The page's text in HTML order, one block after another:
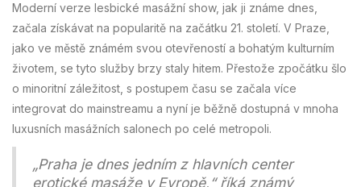
Moderní verze lesbické masážní show, jak ji známe dnes,
začala získávat na popularitě na začátku 21. století. V Praze,
jako ve městě známém svou otevřeností a bohatým kulturním
životem, se tyto služby brzy staly hitem. Přestože zpočátku šlo
o minoritní záležitost, s postupem času se začala více
integrovat do mainstreamu a nyní je běžně dostupná v mnoha
luxusních masážních salonech po celé metropoli.
„Praha je dnes jedním z hlavních center
erotické masáže v Evropě,“ říká známý